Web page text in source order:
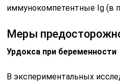
иммунокомпетентные Ig (в
Меры
Урдокса при беременности
В экспериментальных